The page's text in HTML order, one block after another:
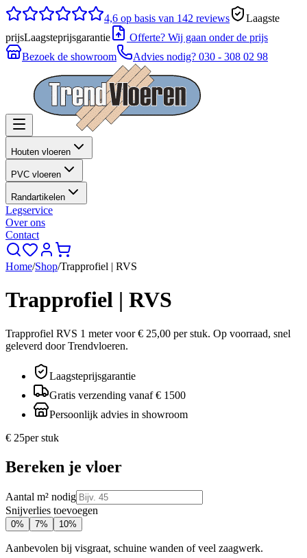
4,6 op basis van 142 reviews
Laagste
prijsLaagsteprijsgarantie
Offerte? Wij gaan onder de prijs
Bezoek de showroom
Advies nodig? 030 - 308 02 98
Houten vloeren
PVC vloeren
Randartikelen
Legservice
Over ons
Contact
Home/Shop/Trapprofiel | RVS
Trapprofiel | RVS
Trapprofiel RVS 1 meter voor € 25,00 per stuk. Op voorraad, snel
geleverd door Trendvloeren.
Laagsteprijsgarantie
Gratis verzending vanaf € 1500
Persoonlijk advies in showroom
€ 25perstuk
Bereken je vloer
Aantal m² nodig
Snijverlies toevoegen
0% 7% 10%
Aanbevolen bij visgraat, schuine wanden of veel zaagwerk.